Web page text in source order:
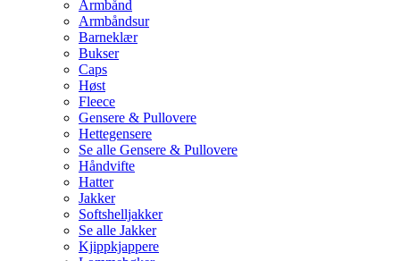
Armbånd
Armbåndsur
Barneklær
Bukser
Caps
Høst
Fleece
Gensere & Pullovere
Hettegensere
Se alle Gensere & Pullovere
Håndvifte
Hatter
Jakker
Softshelljakker
Se alle Jakker
Kjippkjappere